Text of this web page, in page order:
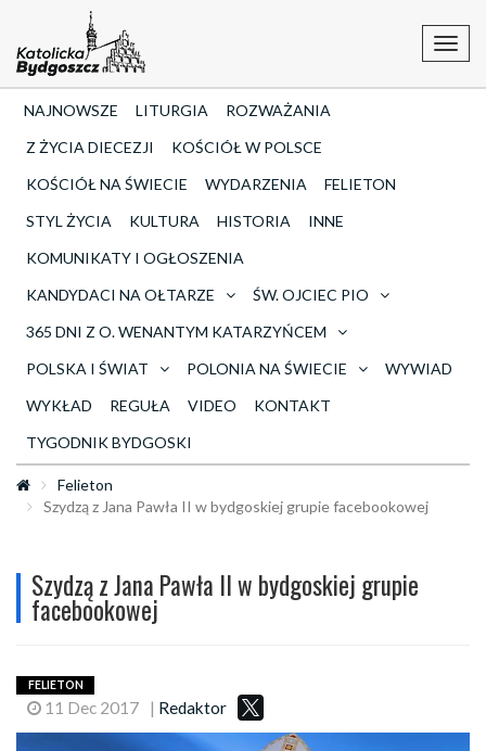
NAJNOWSZE LITURGIA
ROZWAŻANIA
Z ŻYCIA DIECEZJI
KOŚCIÓŁ W POLSCE
KOŚCIÓŁ NA ŚWIECIE
WYDARZENIA
FELIETON
STYL ŻYCIA
KULTURA HISTORIA
INNE
KOMUNIKATY I OGŁOSZENIA
KANDYDACI NA OŁTARZE
ŚW. OJCIEC PIO
365 DNI Z O. WENANTYM KATARZYŃCEM
POLSKA I ŚWIAT
POLONIA NA ŚWIECIE
WYWIAD
WYKŁAD
REGUŁA VIDEO
KONTAKT
TYGODNIK BYDGOSKI
Felieton
Szydzą z Jana Pawła II w bydgoskiej grupie facebookowej
Szydzą z Jana Pawła II w bydgoskiej grupie
facebookowej
FELIETON
11 Dec 2017 | Redaktor